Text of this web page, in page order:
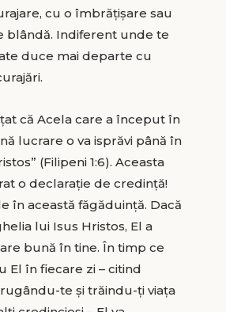
cu o îmbrățișare sau
blândă. Indiferent unde te
duce mai departe cu
că Acela care a început în
lucrare o va isprăvi până în
(Filipeni 1:6). Aceasta
o declarație de credință!
în această făgăduință. Dacă
lui Isus Hristos, El a
bună în tine. În timp ce
El în fiecare zi – citind
te și trăindu-ți viața